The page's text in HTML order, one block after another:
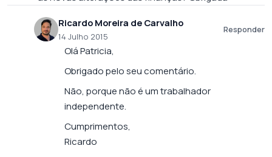
Ricardo Moreira de Carvalho
14 Julho 2015
Responder
Olá Patricia,
Obrigado pelo seu comentário.
Não, porque não é um trabalhador
independente.
Cumprimentos,
Ricardo